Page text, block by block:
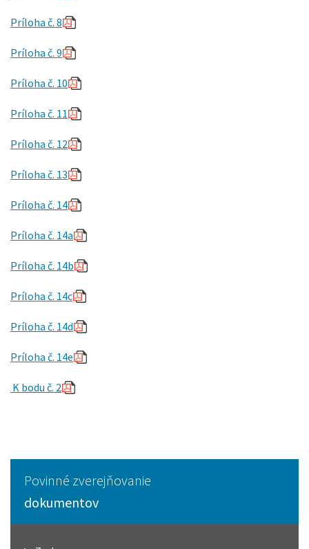
Príloha č. 8
Príloha č. 9
Príloha č. 10
Príloha č. 11
Príloha č. 12
Príloha č. 13
Príloha č. 14
Príloha č. 14a
Príloha č. 14b
Príloha č. 14c
Príloha č. 14d
Príloha č. 14e
K bodu č. 2
Povinné zverejňovanie
dokumentov